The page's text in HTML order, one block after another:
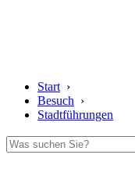
Start ›
Besuch ›
Stadtführungen